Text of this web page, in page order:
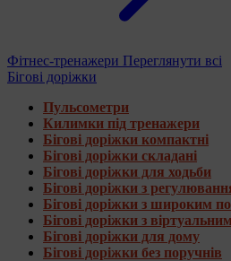
Фітнес-тренажери Переглянути всі
Бігові доріжки
Пульсометри
Килимки під тренажери
Бігові доріжки компактні
Бігові доріжки складані
Бігові доріжки для ходьби
Бігові доріжки з
Бігові доріжки з широким
Бігові доріжки з
Бігові доріжки для дому
Бігові доріжки без поручнів